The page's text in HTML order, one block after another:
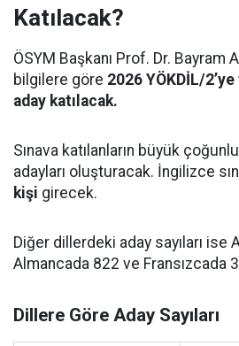
Katılacak?
ÖSYM Başkanı Prof. Dr. Bayram
bilgilere göre 2026 YÖKDİL/
aday katılacak.
Sınava katılanların büyük
adayları oluşturacak. İngilizce
kişi girecek.
Diğer dillerdeki aday sayıları ise
Almancada 822 ve Fransızcada
Dillere Göre Aday Sayıları